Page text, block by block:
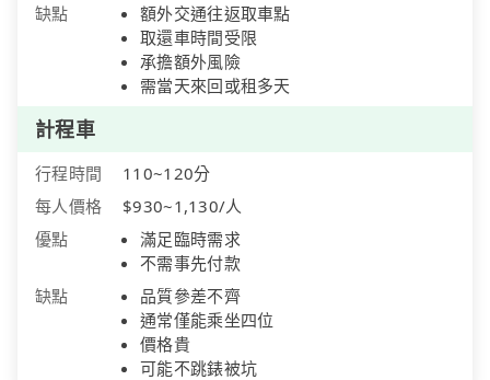
缺點
額外交通往返取車點
取還車時間受限
承擔額外風險
需當天來回或租多天
計程車
行程時間
110~120分
每人價格
$930~1,130/人
優點
滿足臨時需求
不需事先付款
缺點
品質參差不齊
通常僅能乘坐四位
價格貴
可能不跳錶被坑